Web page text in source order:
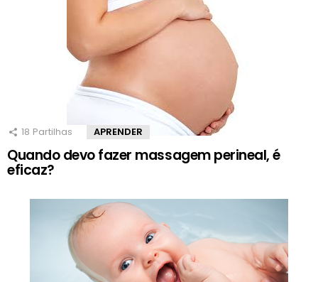
18 Partilhas APRENDER
Quando devo fazer massagem perineal, é
eficaz?